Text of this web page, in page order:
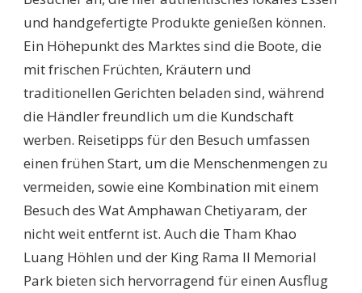
und handgefertigte Produkte genießen können.
Ein Höhepunkt des Marktes sind die Boote, die
mit frischen Früchten, Kräutern und
traditionellen Gerichten beladen sind, während
die Händler freundlich um die Kundschaft
werben. Reisetipps für den Besuch umfassen
einen frühen Start, um die Menschenmengen zu
vermeiden, sowie eine Kombination mit einem
Besuch des Wat Amphawan Chetiyaram, der
nicht weit entfernt ist. Auch die Tham Khao
Luang Höhlen und der King Rama II Memorial
Park bieten sich hervorragend für einen Ausflug